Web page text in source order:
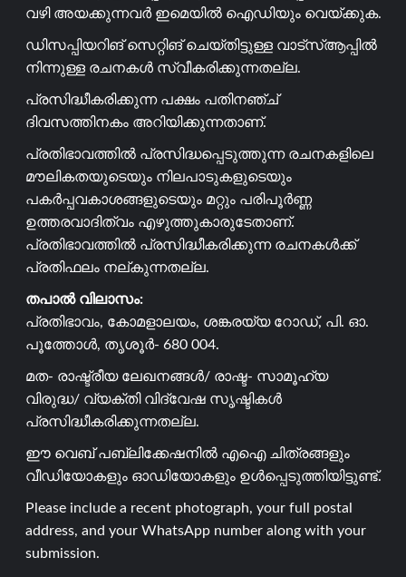
വഴി അയക്കുന്നവർ ഇമെയിൽ ഐഡിയും വെയ്ക്കുക.
ഡിസപ്പിയറിങ് സെറ്റിങ് ചെയ്തിട്ടുള്ള വാട്സ്ആപ്പിൽ
നിന്നുള്ള രചനകൾ സ്വീകരിക്കുന്നതല്ല.
പ്രസിദ്ധീകരിക്കുന്ന പക്ഷം പതിനഞ്ച്
ദിവസത്തിനകം അറിയിക്കുന്നതാണ്.
പ്രതിഭാവത്തിൽ പ്രസിദ്ധപ്പെടുത്തുന്ന രചനകളിലെ
മൗലികതയുടെയും നിലപാടുകളുടെയും
പകർപ്പവകാശങ്ങളുടെയും മറ്റും പരിപൂർണ്ണ
ഉത്തരവാദിത്വം എഴുത്തുകാരുടേതാണ്.
പ്രതിഭാവത്തിൽ പ്രസിദ്ധീകരിക്കുന്ന രചനകൾക്ക്
പ്രതിഫലം നല്കുന്നതല്ല.
തപാൽ വിലാസം:
പ്രതിഭാവം, കോമളാലയം, ശങ്കരയ്യ റോഡ്, പി. ഓ.
പൂത്തോൾ, തൃശൂർ- 680 004.
മത- രാഷ്ട്രീയ ലേഖനങ്ങൾ/ രാഷ്ട- സാമൂഹ്യ
വിരുദ്ധ/ വ്യക്തി വിദ്വേഷ സൃഷ്ടികൾ
പ്രസിദ്ധീകരിക്കുന്നതല്ല.
ഈ വെബ് പബ്ലിക്കേഷനിൽ എഐ ചിത്രങ്ങളും
വീഡിയോകളും ഓഡിയോകളും ഉൾപ്പെടുത്തിയിട്ടുണ്ട്.
Please include a recent photograph, your full postal
address, and your WhatsApp number along with your
submission.